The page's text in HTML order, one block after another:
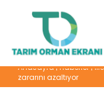
Anasayfa|Haberler|
zararını azaltıyor